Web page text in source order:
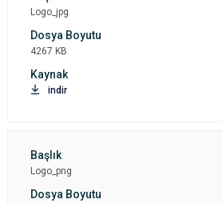
Logo_jpg
4267 KB
indir
Logo_png